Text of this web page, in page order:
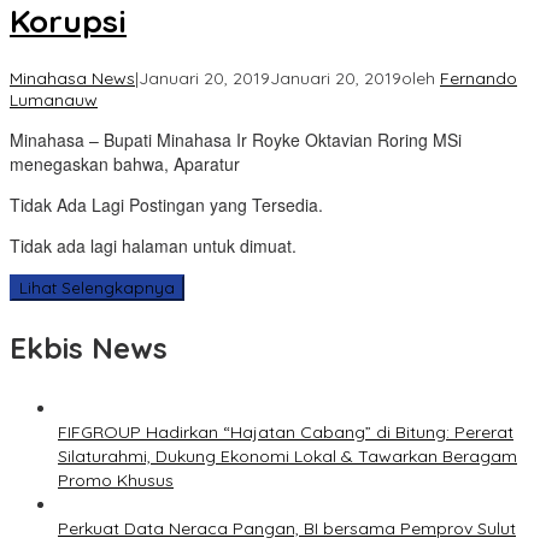
Korupsi
Minahasa News|Januari 20, 2019Januari 20, 2019oleh Fernando
Lumanauw
Minahasa – Bupati Minahasa Ir Royke Oktavian Roring MSi
menegaskan bahwa, Aparatur
Tidak Ada Lagi Postingan yang Tersedia.
Tidak ada lagi halaman untuk dimuat.
Lihat Selengkapnya
Ekbis News
FIFGROUP Hadirkan “Hajatan Cabang” di Bitung: Pererat
Silaturahmi, Dukung Ekonomi Lokal & Tawarkan Beragam
Promo Khusus
Perkuat Data Neraca Pangan, BI bersama Pemprov Sulut